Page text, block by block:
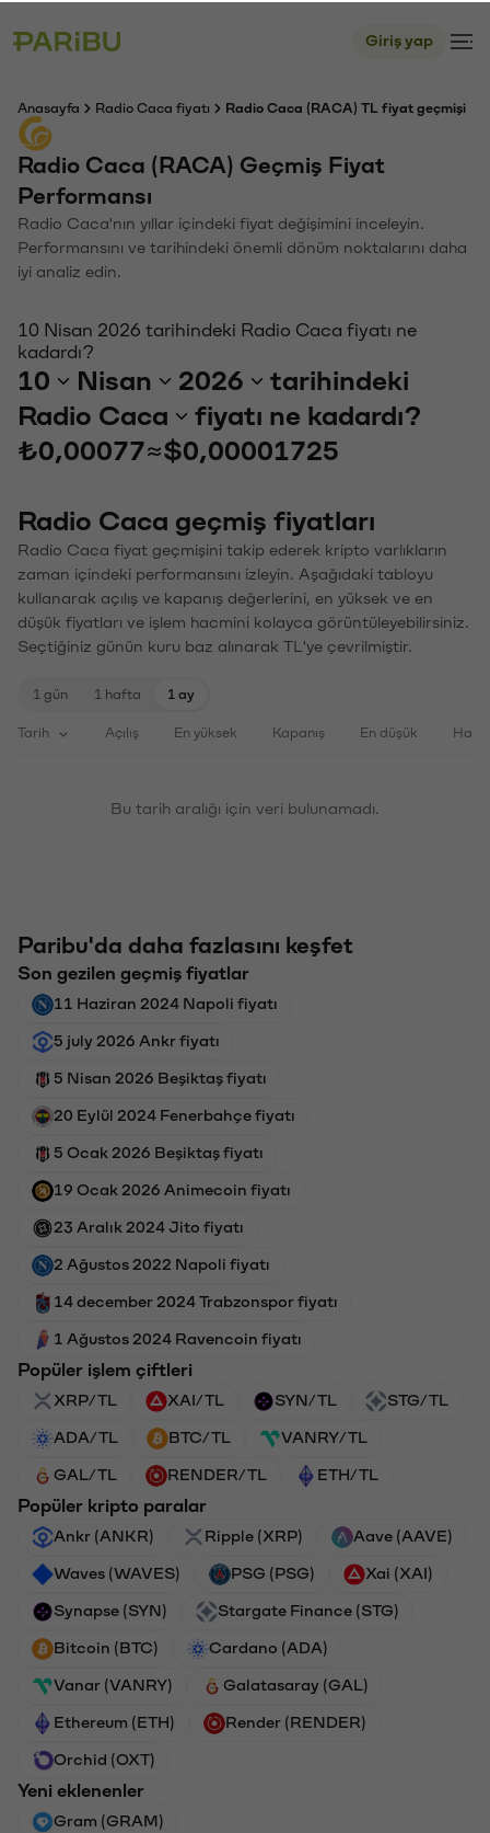
Giriş yap
Anasayfa Radio Caca fiyatı Radio Caca (RACA) TL fiyat geçmişi
Radio Caca (RACA) Geçmiş Fiyat
Performansı
Radio Caca'nın yıllar içindeki fiyat değişimini inceleyin.
Performansını ve tarihindeki önemli dönüm noktalarını daha
iyi analiz edin.
10 Nisan 2026 tarihindeki Radio Caca fiyatı ne
kadardı?
10 Nisan 2026
tarihindeki
Radio Caca
fiyatı ne kadardı?
₺0,00077≈$0,00001725
Radio Caca geçmiş fiyatları
Radio Caca fiyat geçmişini takip ederek kripto varlıkların
zaman içindeki performansını izleyin. Aşağıdaki tabloyu
kullanarak açılış ve kapanış değerlerini, en yüksek ve en
düşük fiyatları ve işlem hacmini kolayca görüntüleyebilirsiniz.
Seçtiğiniz günün kuru baz alınarak TL'ye çevrilmiştir.
1 gün 1 hafta 1 ay
Tarih Açılış En yüksek Kapanış En düşük
Bu tarih aralığı için veri bulunamadı.
Paribu'da daha fazlasını keşfet
Son gezilen geçmiş fiyatlar
11 Haziran 2024 Napoli fiyatı
5 july 2026 Ankr fiyatı
5 Nisan 2026 Beşiktaş fiyatı
20 Eylül 2024 Fenerbahçe fiyatı
5 Ocak 2026 Beşiktaş fiyatı
19 Ocak 2026 Animecoin fiyatı
23 Aralık 2024 Jito fiyatı
2 Ağustos 2022 Napoli fiyatı
14 december 2024 Trabzonspor fiyatı
1 Ağustos 2024 Ravencoin fiyatı
Popüler işlem çiftleri
XRP/TL XAI/TL SYN/TL STG/TL
ADA/TL BTC/TL VANRY/TL
GAL/TL RENDER/TL ETH/TL
Popüler kripto paralar
Ankr (ANKR) Ripple (XRP) Aave (AAVE)
Waves (WAVES) PSG (PSG) Xai (XAI)
Synapse (SYN) Stargate Finance (STG)
Bitcoin (BTC) Cardano (ADA)
Vanar (VANRY) Galatasaray (GAL)
Ethereum (ETH) Render (RENDER)
Orchid (OXT)
Yeni eklenenler
Gram (GRAM)